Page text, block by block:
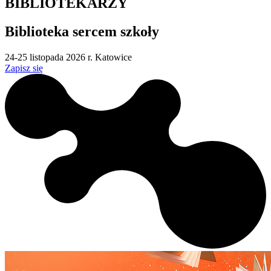
Biblioteka sercem szkoły
24-25 listopada 2026 r. Katowice
Zapisz się